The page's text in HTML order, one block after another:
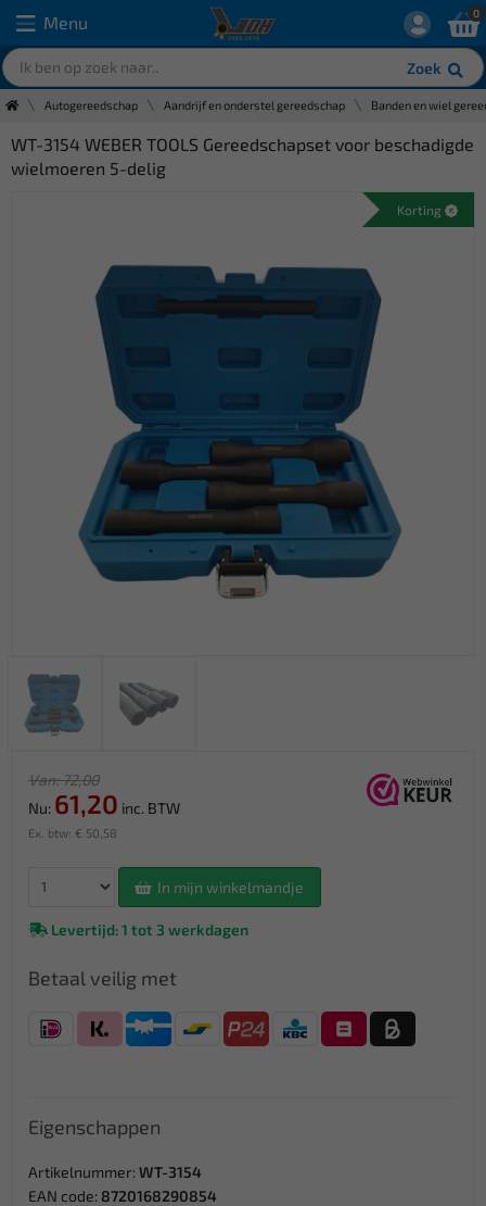
Menu
Zoek
0
Autogereedschap Aandrijf en onderstel gereedschap Banden en wiel
WT-3154 WEBER TOOLS Gereedschapset voor beschadigde
wielmoeren 5-delig
Korting
Van: 72,00
Nu: 61,20 inc. BTW
Ex. btw: € 50,58
In mijn winkelmandje
Levertijd: 1 tot 3 werkdagen
Betaal veilig met
Eigenschappen
Artikelnummer: WT-3154
EAN code: 8720168290854